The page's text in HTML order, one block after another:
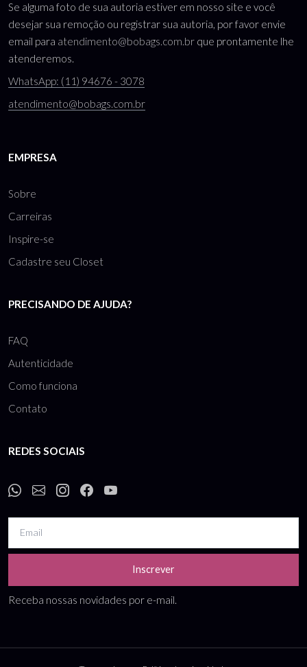
Se alguma foto de sua autoria estiver em nosso site e você
desejar sua remoção ou registrar sua autoria, por favor envie
email para atendimento@bobags.com.br que prontamente lhe
atenderemos.
WhatsApp: (11) 94676 - 3078
atendimento@bobags.com.br
EMPRESA
Sobre
Carreiras
Inspire-se
Cadastre seu Closet
PRECISANDO DE AJUDA?
FAQ
Autenticidade
Como funciona
Contato
REDES SOCIAIS
Inscrever
Receba nossas novidades por e-mail.